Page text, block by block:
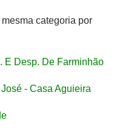
categoria por
E Desp. De Farminhão
- Casa Aguieira